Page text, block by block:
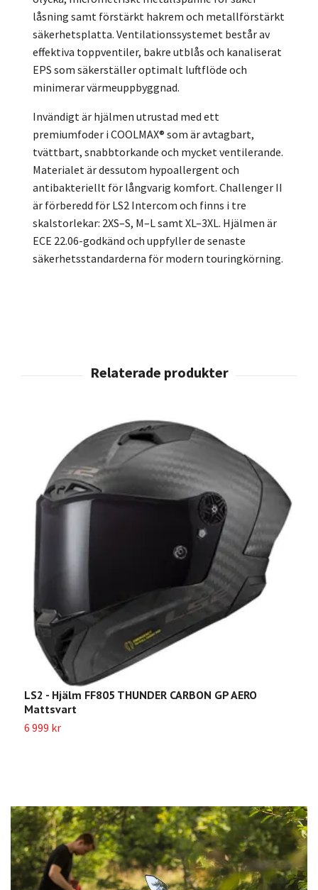
låsning samt förstärkt hakrem och metallförstärkt
säkerhetsplatta. Ventilationssystemet består av
effektiva toppventiler, bakre utblås och kanaliserat
EPS som säkerställer optimalt luftflöde och
minimerar värmeuppbyggnad.
Invändigt är hjälmen utrustad med ett
premiumfoder i COOLMAX® som är avtagbart,
tvättbart, snabbtorkande och mycket ventilerande.
Materialet är dessutom hypoallergent och
antibakteriellt för långvarig komfort. Challenger II
är förberedd för LS2 Intercom och finns i tre
skalstorlekar: 2XS–S, M–L samt XL–3XL. Hjälmen är
ECE 22.06-godkänd och uppfyller de senaste
säkerhetsstandarderna för modern touringkörning.
LS2 - Hjälm FF805 THUNDER CARBON GP AERO
Mattsvart
6 999 kr